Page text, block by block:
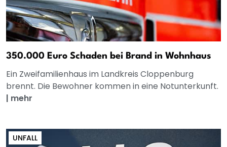
350.000 Euro Schaden bei Brand in Wohnhaus
Ein Zweifamilienhaus im Landkreis Cloppenburg
brennt. Die Bewohner kommen in eine Notunterkunft.
| mehr
UNFALL